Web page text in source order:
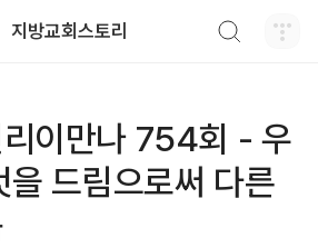
지방교회스토리
이만나 754회 - 우
을 드림으로써 다른